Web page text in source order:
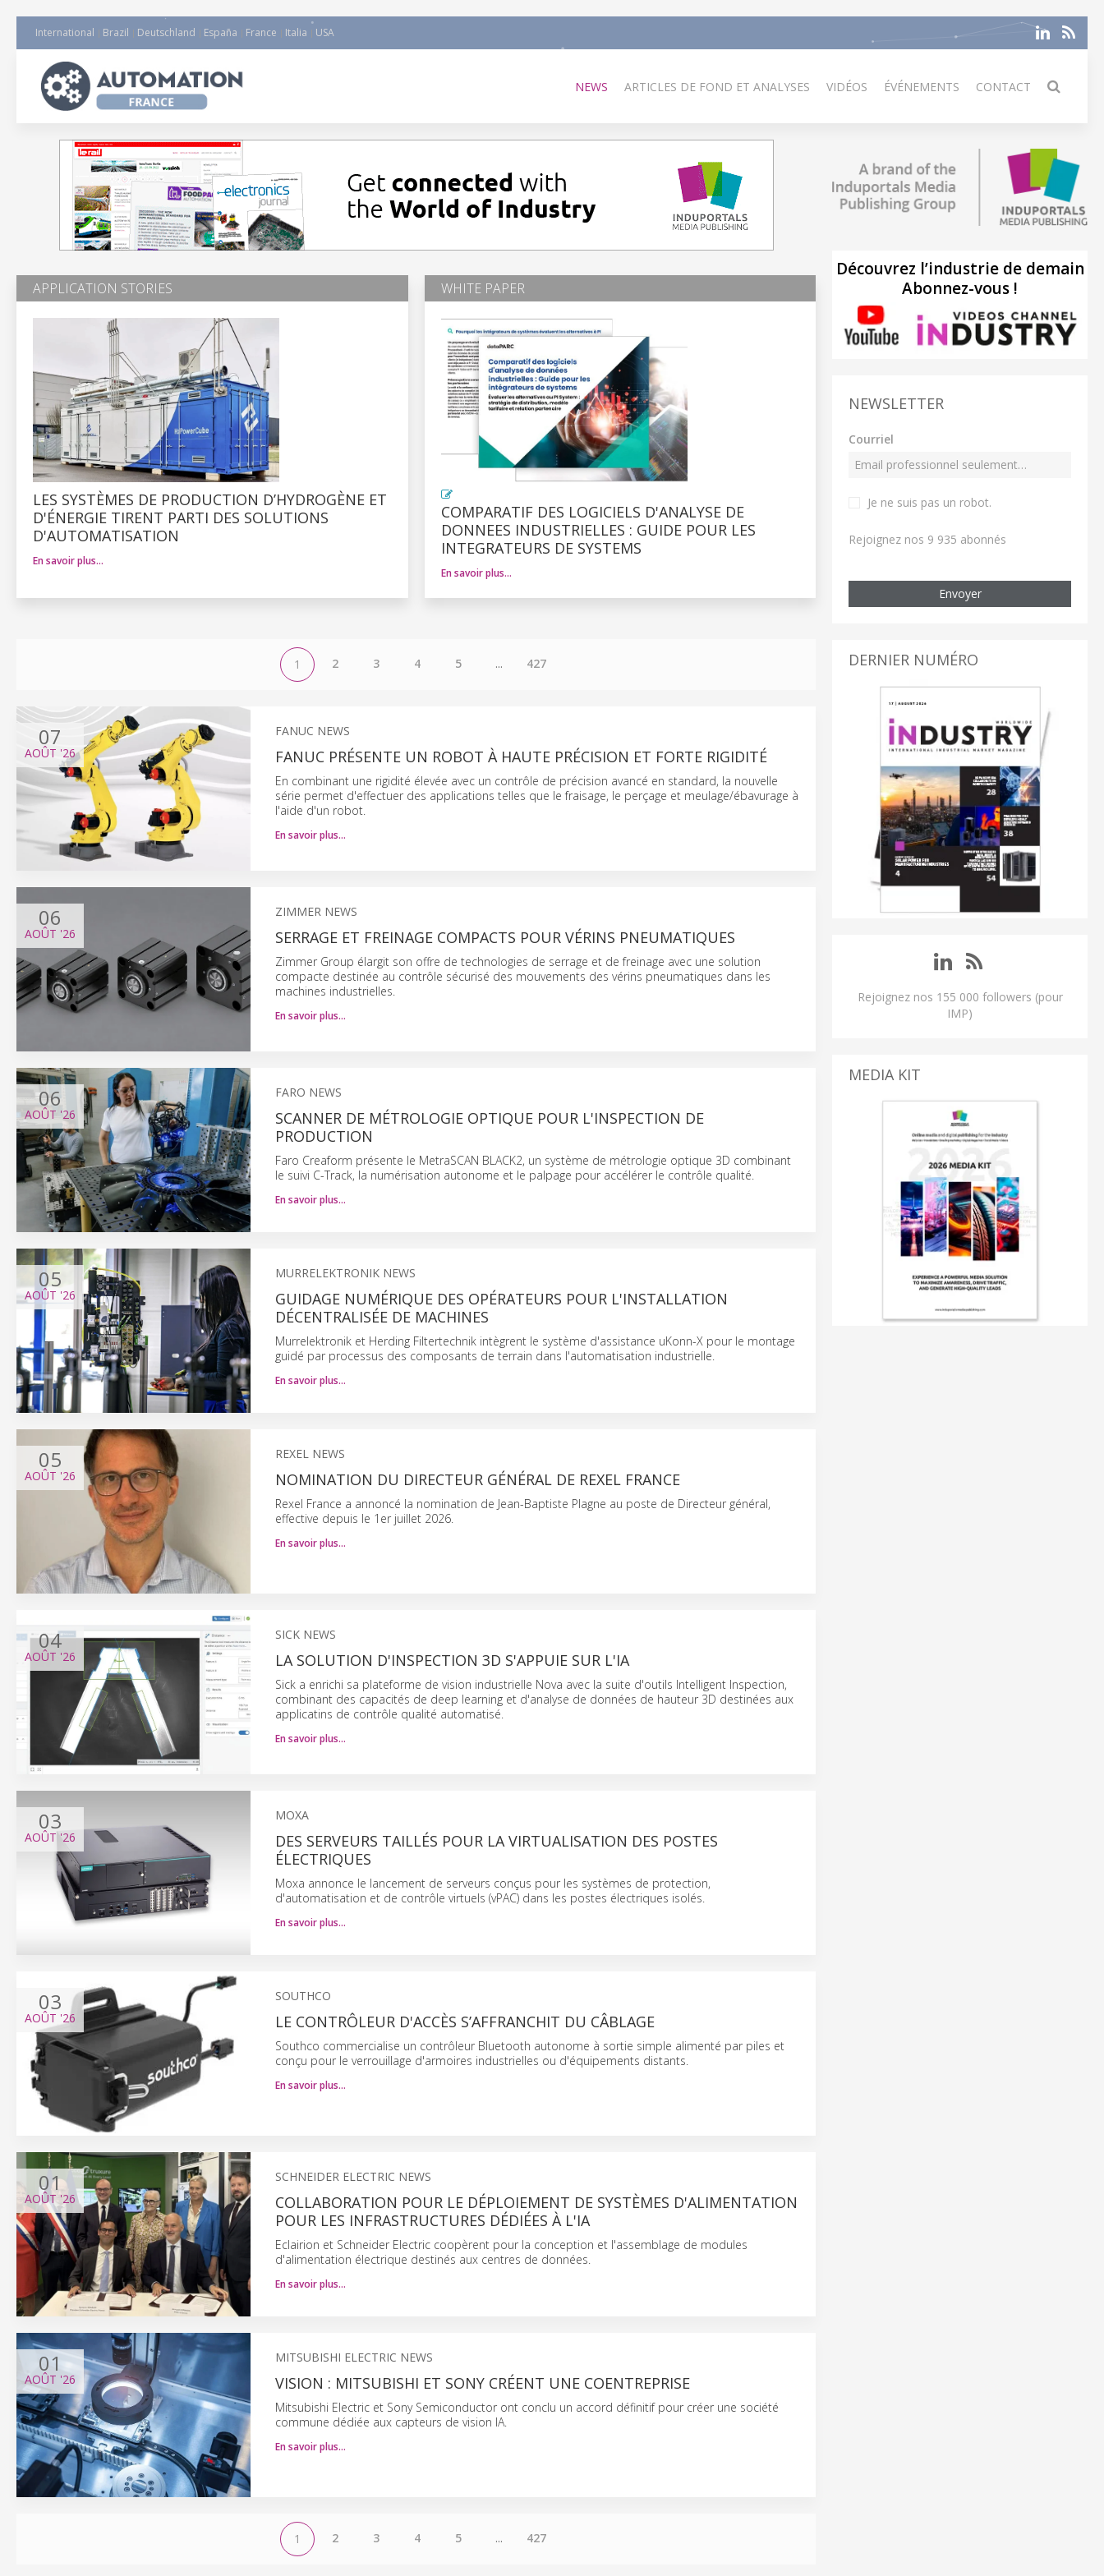
International Brazil Deutschland España France Italia USA
NEWS ARTICLES DE FOND ET ANALYSES VIDÉOS ÉVÉNEMENTS CONTACT
APPLICATION STORIES
LES SYSTÈMES DE PRODUCTION D’HYDROGÈNE ET
D'ÉNERGIE TIRENT PARTI DES SOLUTIONS
D'AUTOMATISATION
En savoir plus…
WHITE PAPER
COMPARATIF DES LOGICIELS D'ANALYSE DE
DONNEES INDUSTRIELLES : GUIDE POUR LES
INTEGRATEURS DE SYSTEMS
En savoir plus…
1 2 3 4 5 ... 427
07
AOÛT '26
FANUC NEWS
FANUC PRÉSENTE UN ROBOT À HAUTE PRÉCISION ET FORTE RIGIDITÉ
En combinant une rigidité élevée avec un contrôle de précision avancé en standard, la nouvelle
série permet d'effectuer des applications telles que le fraisage, le perçage et meulage/ébavurage à
l'aide d'un robot.
En savoir plus…
06
AOÛT '26
ZIMMER NEWS
SERRAGE ET FREINAGE COMPACTS POUR VÉRINS PNEUMATIQUES
Zimmer Group élargit son offre de technologies de serrage et de freinage avec une solution
compacte destinée au contrôle sécurisé des mouvements des vérins pneumatiques dans les
machines industrielles.
En savoir plus…
06
AOÛT '26
FARO NEWS
SCANNER DE MÉTROLOGIE OPTIQUE POUR L'INSPECTION DE
PRODUCTION
Faro Creaform présente le MetraSCAN BLACK2, un système de métrologie optique 3D combinant
le suivi C-Track, la numérisation autonome et le palpage pour accélérer le contrôle qualité.
En savoir plus…
05
AOÛT '26
MURRELEKTRONIK NEWS
GUIDAGE NUMÉRIQUE DES OPÉRATEURS POUR L'INSTALLATION
DÉCENTRALISÉE DE MACHINES
Murrelektronik et Herding Filtertechnik intègrent le système d'assistance uKonn-X pour le montage
guidé par processus des composants de terrain dans l'automatisation industrielle.
En savoir plus…
05
AOÛT '26
REXEL NEWS
NOMINATION DU DIRECTEUR GÉNÉRAL DE REXEL FRANCE
Rexel France a annoncé la nomination de Jean-Baptiste Plagne au poste de Directeur général,
effective depuis le 1er juillet 2026.
En savoir plus…
04
AOÛT '26
SICK NEWS
LA SOLUTION D'INSPECTION 3D S'APPUIE SUR L'IA
Sick a enrichi sa plateforme de vision industrielle Nova avec la suite d'outils Intelligent Inspection,
combinant des capacités de deep learning et d'analyse de données de hauteur 3D destinées aux
applicatins de contrôle qualité automatisé.
En savoir plus…
03
AOÛT '26
MOXA
DES SERVEURS TAILLÉS POUR LA VIRTUALISATION DES POSTES
ÉLECTRIQUES
Moxa annonce le lancement de serveurs conçus pour les systèmes de protection,
d'automatisation et de contrôle virtuels (vPAC) dans les postes électriques isolés.
En savoir plus…
03
AOÛT '26
SOUTHCO
LE CONTRÔLEUR D'ACCÈS S’AFFRANCHIT DU CÂBLAGE
Southco commercialise un contrôleur Bluetooth autonome à sortie simple alimenté par piles et
conçu pour le verrouillage d'armoires industrielles ou d'équipements distants.
En savoir plus…
01
AOÛT '26
SCHNEIDER ELECTRIC NEWS
COLLABORATION POUR LE DÉPLOIEMENT DE SYSTÈMES D'ALIMENTATION
POUR LES INFRASTRUCTURES DÉDIÉES À L'IA
Eclairion et Schneider Electric coopèrent pour la conception et l'assemblage de modules
d'alimentation électrique destinés aux centres de données.
En savoir plus…
01
AOÛT '26
MITSUBISHI ELECTRIC NEWS
VISION : MITSUBISHI ET SONY CRÉENT UNE COENTREPRISE
Mitsubishi Electric et Sony Semiconductor ont conclu un accord définitif pour créer une société
commune dédiée aux capteurs de vision IA.
En savoir plus…
1 2 3 4 5 ... 427
Découvrez l’industrie de demain
Abonnez-vous !
NEWSLETTER
Courriel
Je ne suis pas un robot.
Rejoignez nos 9 935 abonnés
Envoyer
DERNIER NUMÉRO
Rejoignez nos 155 000 followers (pour
IMP)
MEDIA KIT